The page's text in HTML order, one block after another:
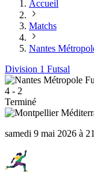
Accueil
Matchs
Nantes
Division 1 Futsal
4 - 2
Terminé
samedi 9 mai 2026 à